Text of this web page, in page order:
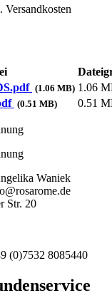
(1.06 MB) 1.06
(0.51 MB) 0.51
Waniek
Str. 20
(0)7532 8085440